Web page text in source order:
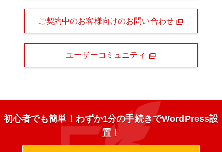
ご契約中のお客様向けのお問い合わせ
ユーザーコミュニティ
初心者でも簡単！わずか1分の手続きでWordPress設
置！